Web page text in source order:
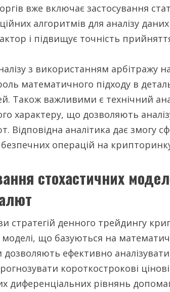
вже включає застосування
алгоритмів для аналізу
і підвищує точність
з використанням арбітражу
математичного підходу в
Також важливими є технічний
характеру, що дозволяють
Відповідна аналітика дає змогу
операцій на
стохастичних
стратегій денного трейдингу
моделі, що базуються на
дозволяють ефективно
короткострокові
диференціальних рівнянь